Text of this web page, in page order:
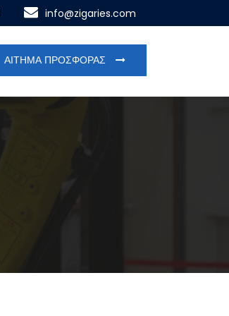
info@zigaries.com
ΑΙΤΗΜΑ ΠΡΟΣΦΟΡΑΣ